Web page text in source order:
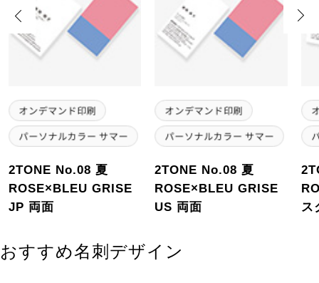
2TONE No.08 夏
ROSE×BLEU GRISE
JP 両面
2TONE No.08 夏
ROSE×BLEU GRISE
US 両面
ス
Previous
おすすめ名刺デザイン